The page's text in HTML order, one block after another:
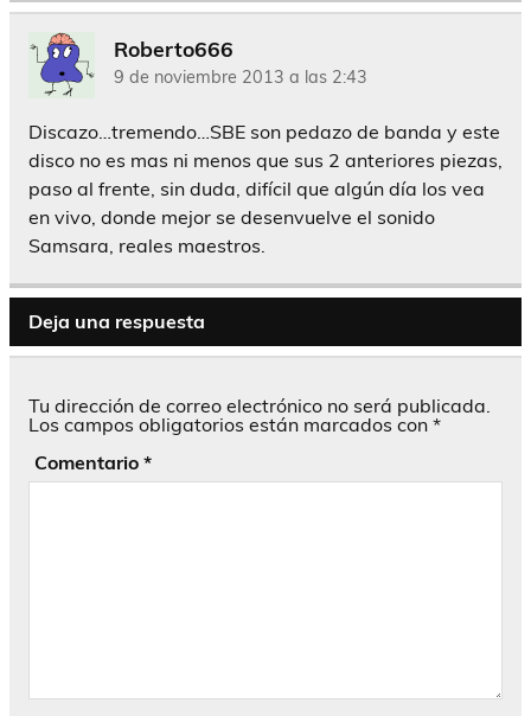
Roberto666
9 de noviembre 2013 a las 2:43
Discazo…tremendo…SBE son pedazo de banda y este
disco no es mas ni menos que sus 2 anteriores piezas,
paso al frente, sin duda, difícil que algún día los vea
en vivo, donde mejor se desenvuelve el sonido
Samsara, reales maestros.
Deja una respuesta
Tu dirección de correo electrónico no será publicada.
Los campos obligatorios están marcados con *
Comentario *